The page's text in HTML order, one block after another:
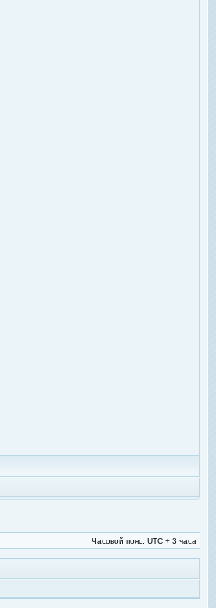
Часовой пояс: UTC + 3 часа